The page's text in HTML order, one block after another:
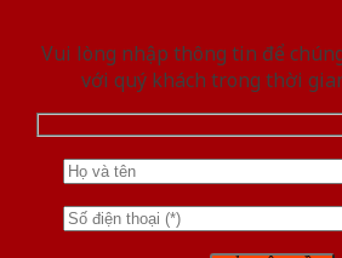
Vui lòng nhập thông tin để
với quý khách trong thời